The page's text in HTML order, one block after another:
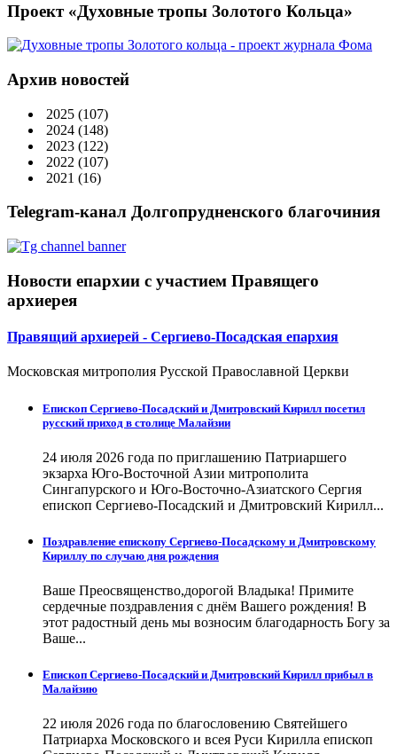
Проект «Духовные тропы Золотого Кольца»
Архив новостей
2025 (107)
2024 (148)
2023 (122)
2022 (107)
2021 (16)
Telegram-канал Долгопрудненского благочиния
Новости епархии с участием Правящего
архиерея
Правящий архиерей - Сергиево-Посадская епархия
Московская митрополия Русской Православной Церкви
Епископ Сергиево-Посадский и Дмитровский Кирилл посетил
русский приход в столице Малайзии
24 июля 2026 года по приглашению Патриаршего
экзарха Юго-Восточной Азии митрополита
Сингапурского и Юго-Восточно-Азиатского Сергия
епископ Сергиево-Посадский и Дмитровский Кирилл...
Поздравление епископу Сергиево-Посадскому и Дмитровскому
Кириллу по случаю дня рождения
Ваше Преосвященство,дорогой Владыка! Примите
сердечные поздравления с днём Вашего рождения! В
этот радостный день мы возносим благодарность Богу за
Ваше...
Епископ Сергиево-Посадский и Дмитровский Кирилл прибыл в
Малайзию
22 июля 2026 года по благословению Святейшего
Патриарха Московского и всея Руси Кирилла епископ